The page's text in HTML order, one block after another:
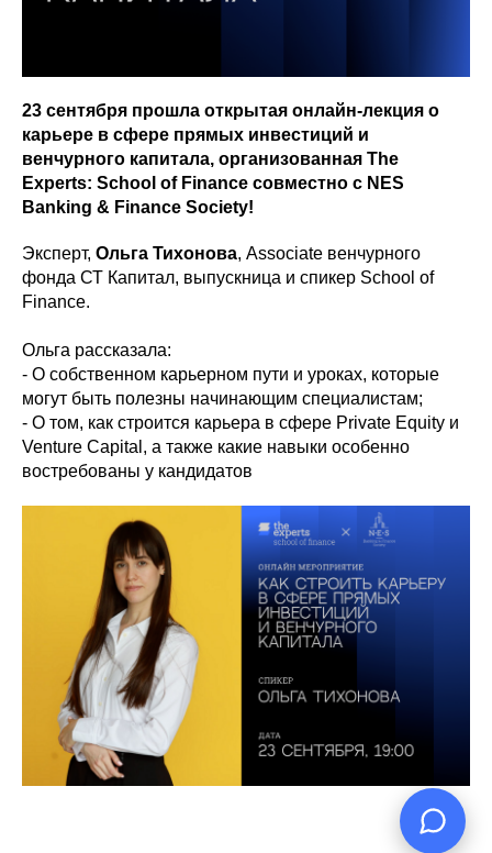
23 сентября прошла открытая онлайн-лекция о
карьере в сфере прямых инвестиций и
венчурного капитала, организованная The
Experts: School of Finance совместно с NES
Banking & Finance Society!
Эксперт, Ольга Тихонова, Associate венчурного
фонда СТ Капитал, выпускница и спикер School of
Finance.
Ольга рассказала:
- О собственном карьерном пути и уроках, которые
могут быть полезны начинающим специалистам;
- О том, как строится карьера в сфере Private Equity и
Venture Capital, а также какие навыки особенно
востребованы у кандидатов